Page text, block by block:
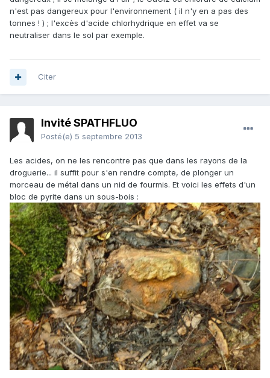
n'est pas dangereux pour l'environnement ( il n'y en a pas des
tonnes ! ) ; l'excès d'acide chlorhydrique en effet va se
neutraliser dans le sol par exemple.
Citer
Invité SPATHFLUO
Posté(e) 5 septembre 2013
Les acides, on ne les rencontre pas que dans les rayons de la
droguerie... il suffit pour s'en rendre compte, de plonger un
morceau de métal dans un nid de fourmis. Et voici les effets d'un
bloc de pyrite dans un sous-bois :